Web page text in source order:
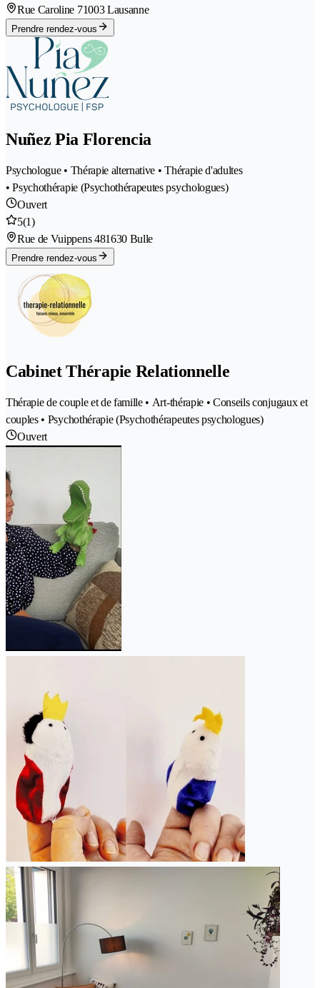
Rue Caroline 71003 Lausanne
Prendre rendez-vous
Nuñez Pia Florencia
Psychologue • Thérapie alternative • Thérapie d'adultes
• Psychothérapie (Psychothérapeutes psychologues)
Ouvert
5(1)
Rue de Vuippens 481630 Bulle
Prendre rendez-vous
Cabinet Thérapie Relationnelle
Thérapie de couple et de famille • Art-thérapie • Conseils conjugaux et
couples • Psychothérapie (Psychothérapeutes psychologues)
Ouvert